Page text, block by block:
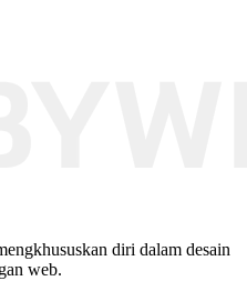
diri dalam desain
web.